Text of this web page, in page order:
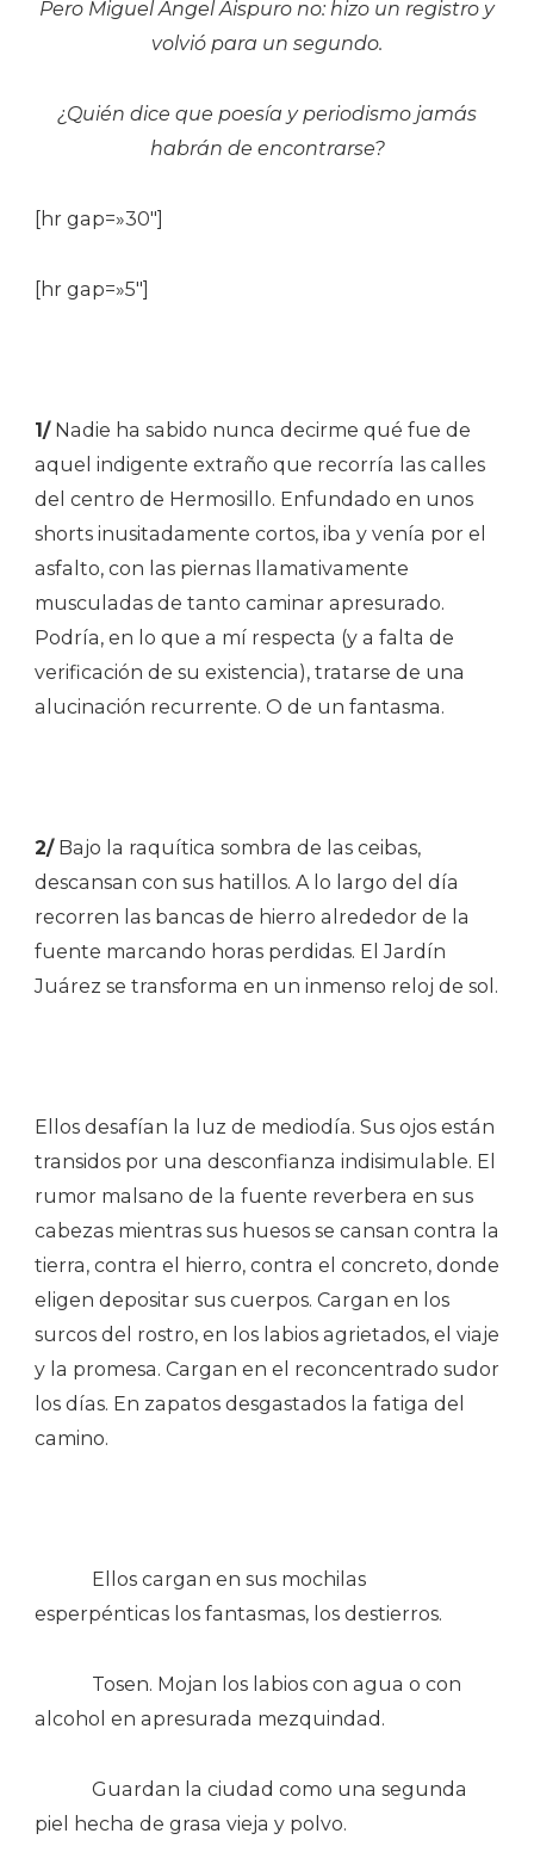
Pero Miguel Ángel Aispuro no: hizo un registro y
volvió para un segundo.
¿Quién dice que poesía y periodismo jamás
habrán de encontrarse?
[hr gap=»30″]
[hr gap=»5″]
1/Nadie ha sabido nunca decirme qué fue de
aquel indigente extraño que recorría las calles
del centro de Hermosillo. Enfundado en unos
shorts inusitadamente cortos, iba y venía por el
asfalto, con las piernas llamativamente
musculadas de tanto caminar apresurado.
Podría, en lo que a mí respecta (y a falta de
verificación de su existencia), tratarse de una
alucinación recurrente. O de un fantasma.
2/Bajo la raquítica sombra de las ceibas,
descansan con sus hatillos. A lo largo del día
recorren las bancas de hierro alrededor de la
fuente marcando horas perdidas. El Jardín
Juárez se transforma en un inmenso reloj de sol.
Ellos desafían la luz de mediodía. Sus ojos están
transidos por una desconfianza indisimulable. El
rumor malsano de la fuente reverbera en sus
cabezas mientras sus huesos se cansan contra la
tierra, contra el hierro, contra el concreto, donde
eligen depositar sus cuerpos. Cargan en los
surcos del rostro, en los labios agrietados, el viaje
y la promesa. Cargan en el reconcentrado sudor
los días. En zapatos desgastados la fatiga del
camino.
Ellos cargan en sus mochilas
esperpénticas los fantasmas, los destierros.
Tosen. Mojan los labios con agua o con
alcohol en apresurada mezquindad.
Guardan la ciudad como una segunda
piel hecha de grasa vieja y polvo.